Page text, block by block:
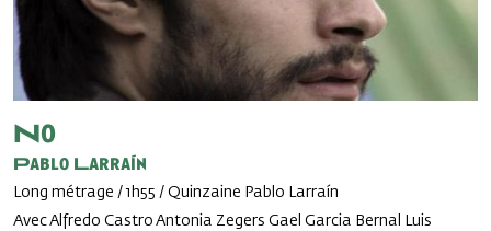
No
Pablo Larraín
Long métrage / 1h55 / Quinzaine Pablo Larraín
Avec Alfredo Castro Antonia Zegers Gael Garcia Bernal Luis